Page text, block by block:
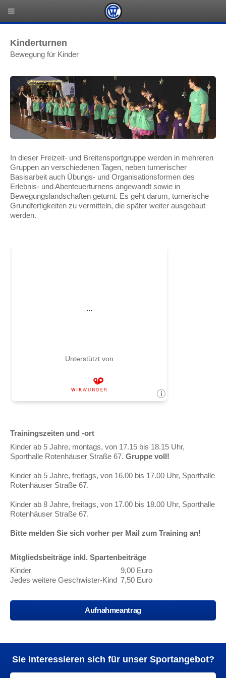
Kinderturnen
Bewegung für Kinder
In dieser Freizeit- und Breitensportgruppe werden in mehreren
Gruppen an verschiedenen Tagen, neben turnerischer
Basisarbeit auch Übungs- und Organisationsformen des
Erlebnis- und Abenteuerturnens angewandt sowie in
Bewegungslandschaften geturnt. Es geht darum, turnerische
Grundfertigkeiten zu vermitteln, die später weiter ausgebaut
werden.
Trainingszeiten und -ort
Kinder ab 5 Jahre, montags, von 17.15 bis 18.15 Uhr,
Sporthalle Rotenhäuser Straße 67. Gruppe voll!
Kinder ab 5 Jahre, freitags, von 16.00 bis 17.00 Uhr, Sporthalle
Rotenhäuser Straße 67.
Kinder ab 8 Jahre, freitags, von 17.00 bis 18.00 Uhr, Sporthalle
Rotenhäuser Straße 67.
Bitte melden Sie sich vorher per Mail zum Training an!
Mitgliedsbeiträge inkl. Spartenbeiträge
Kinder
9,00 Euro
Jedes weitere Geschwister-Kind 7,50 Euro
Aufnahmeantrag
Sie interessieren sich für unser Sportangebot?